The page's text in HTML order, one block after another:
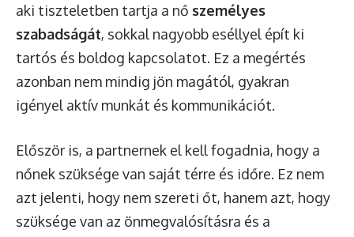
aki tiszteletben tartja a nő személyes
szabadságát, sokkal nagyobb eséllyel épít ki
tartós és boldog kapcsolatot. Ez a megértés
azonban nem mindig jön magától, gyakran
igényel aktív munkát és kommunikációt.
Először is, a partnernek el kell fogadnia, hogy a
nőnek szüksége van saját térre és időre. Ez nem
azt jelenti, hogy nem szereti őt, hanem azt, hogy
szüksége van az önmegvalósításra és a